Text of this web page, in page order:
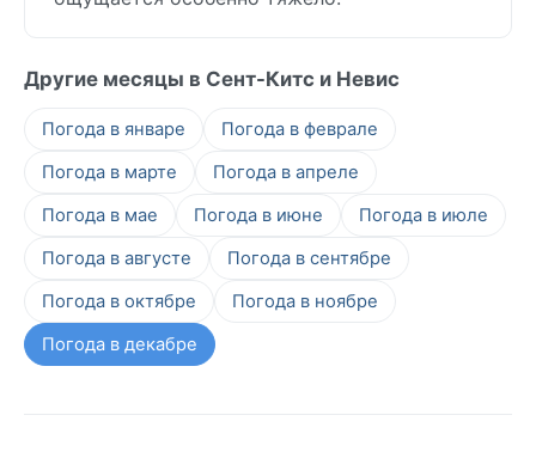
Другие месяцы в Сент-Китс и Невис
Погода в январе
Погода в феврале
Погода в марте
Погода в апреле
Погода в мае
Погода в июне
Погода в июле
Погода в августе
Погода в сентябре
Погода в октябре
Погода в ноябре
Погода в декабре